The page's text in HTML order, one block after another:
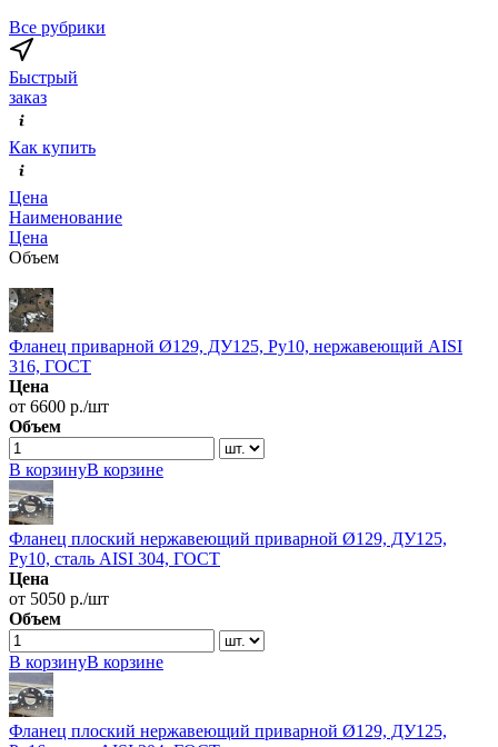
Все рубрики
Быстрый
заказ
Как купить
Цена
Наименование
Цена
Объем
Фланец приварной Ø129, ДУ125, Ру10, нержавеющий AISI
316, ГОСТ
Цена
от 6600 р./шт
Объем
В корзинуВ корзине
Фланец плоский нержавеющий приварной Ø129, ДУ125,
Ру10, сталь AISI 304, ГОСТ
Цена
от 5050 р./шт
Объем
В корзинуВ корзине
Фланец плоский нержавеющий приварной Ø129, ДУ125,